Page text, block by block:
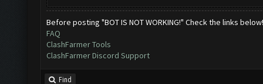
Before posting "BOT IS NOT WORKING!" Check the links below!
FAQ
ClashFarmer Tools
ClashFarmer Discord Support
Find